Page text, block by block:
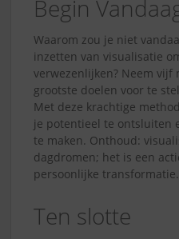
Begin
Waarom zou je niet
inzetten van visualisatie
verwezenlijken? Neem vijf
grootste doelen voor te
Met deze krachtige
je potentieel te ontsluiten
te maken. Onthoud:
dagdromen; het is een
persoonlijke transformatie.
Ten slotte